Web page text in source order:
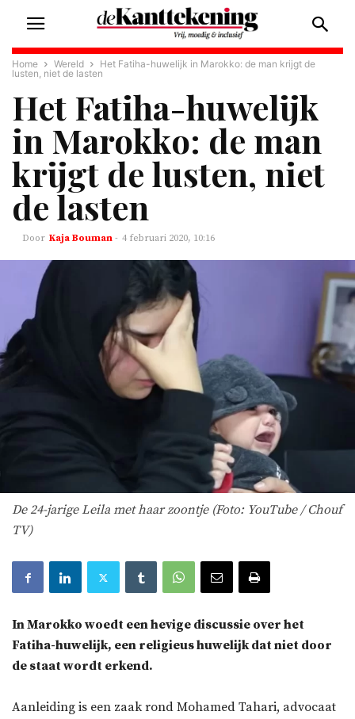
Home Wereld
Het Fatiha-huwelijk in Marokko: de man krijgt de
lusten, niet de lasten
Het Fatiha-huwelijk
in Marokko: de man
krijgt de lusten, niet
de lasten
Kaja Bouman - 4 februari 2020, 10:16
De 24-jarige Leila met haar zoontje (Foto: YouTube / Chouf
TV)
In Marokko woedt een hevige discussie over het
Fatiha-huwelijk, een religieus huwelijk dat niet door
de staat wordt erkend.
Aanleiding is een zaak rond Mohamed Tahari, advocaat